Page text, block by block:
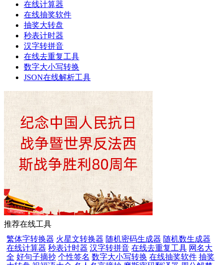
在线计算器
在线抽奖软件
抽奖大转盘
秒表计时器
汉字转拼音
在线去重复工具
数字大小写转换
JSON在线解析工具
推荐在线工具
繁体字转换器 火星文转换器 随机密码生成器 随机数生成器
在线计算器 秒表计时器 汉字转拼音 在线去重复工具 网名大
全 好句子摘抄 个性签名 数字大小写转换 在线抽奖软件 抽奖